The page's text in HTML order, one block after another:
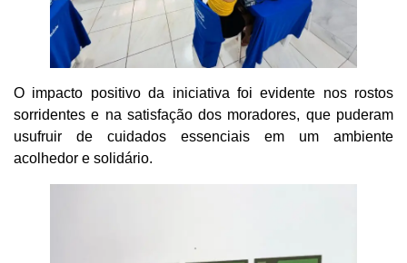
O impacto positivo da iniciativa foi evidente nos rostos
sorridentes e na satisfação dos moradores, que puderam
usufruir de cuidados essenciais em um ambiente
acolhedor e solidário.